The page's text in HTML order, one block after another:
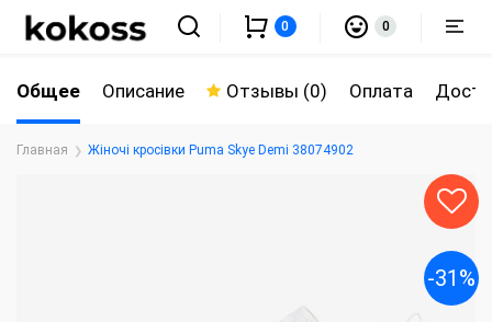
0 0
Главная Жіночі кросівки Puma Skye Demi 38074902
Общее Описание Отзывы (0) Оплата
-31%